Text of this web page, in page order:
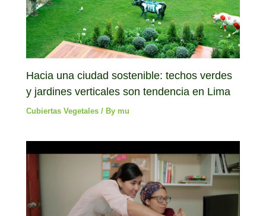
Hacia una ciudad sostenible: techos verdes
y jardines verticales son tendencia en Lima
Cubiertas Vegetales / By mu